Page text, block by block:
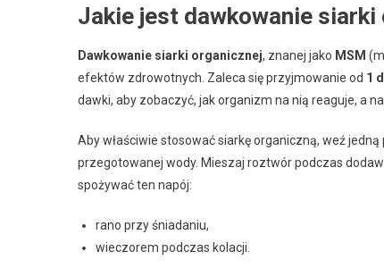
Jakie jest dawkowanie
Dawkowanie siarki organicznej, znanej jako MSM
efektów zdrowotnych. Zaleca się przyjmowanie od 1
dawki, aby zobaczyć, jak organizm na nią reaguje, a
Aby właściwie stosować siarkę organiczną, weź jedną
przegotowanej wody. Mieszaj roztwór podczas
spożywać ten napój:
rano przy śniadaniu,
wieczorem podczas kolacji.